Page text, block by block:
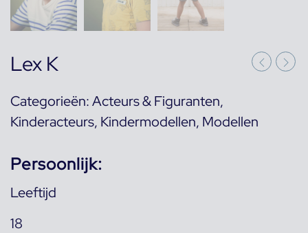
Lex K
Categorieën:Acteurs & Figuranten,
Kinderacteurs, Kindermodellen, Modellen
Persoonlijk:
Leeftijd
18